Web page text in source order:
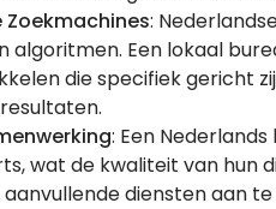
Zoekmachines:
algoritmen. Een lokaal
die specifiek gericht
: Een
wat de kwaliteit van hun
diensten aan